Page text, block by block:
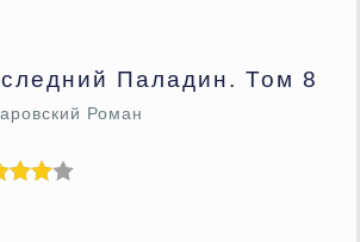
Паладин. Том 8
Роман